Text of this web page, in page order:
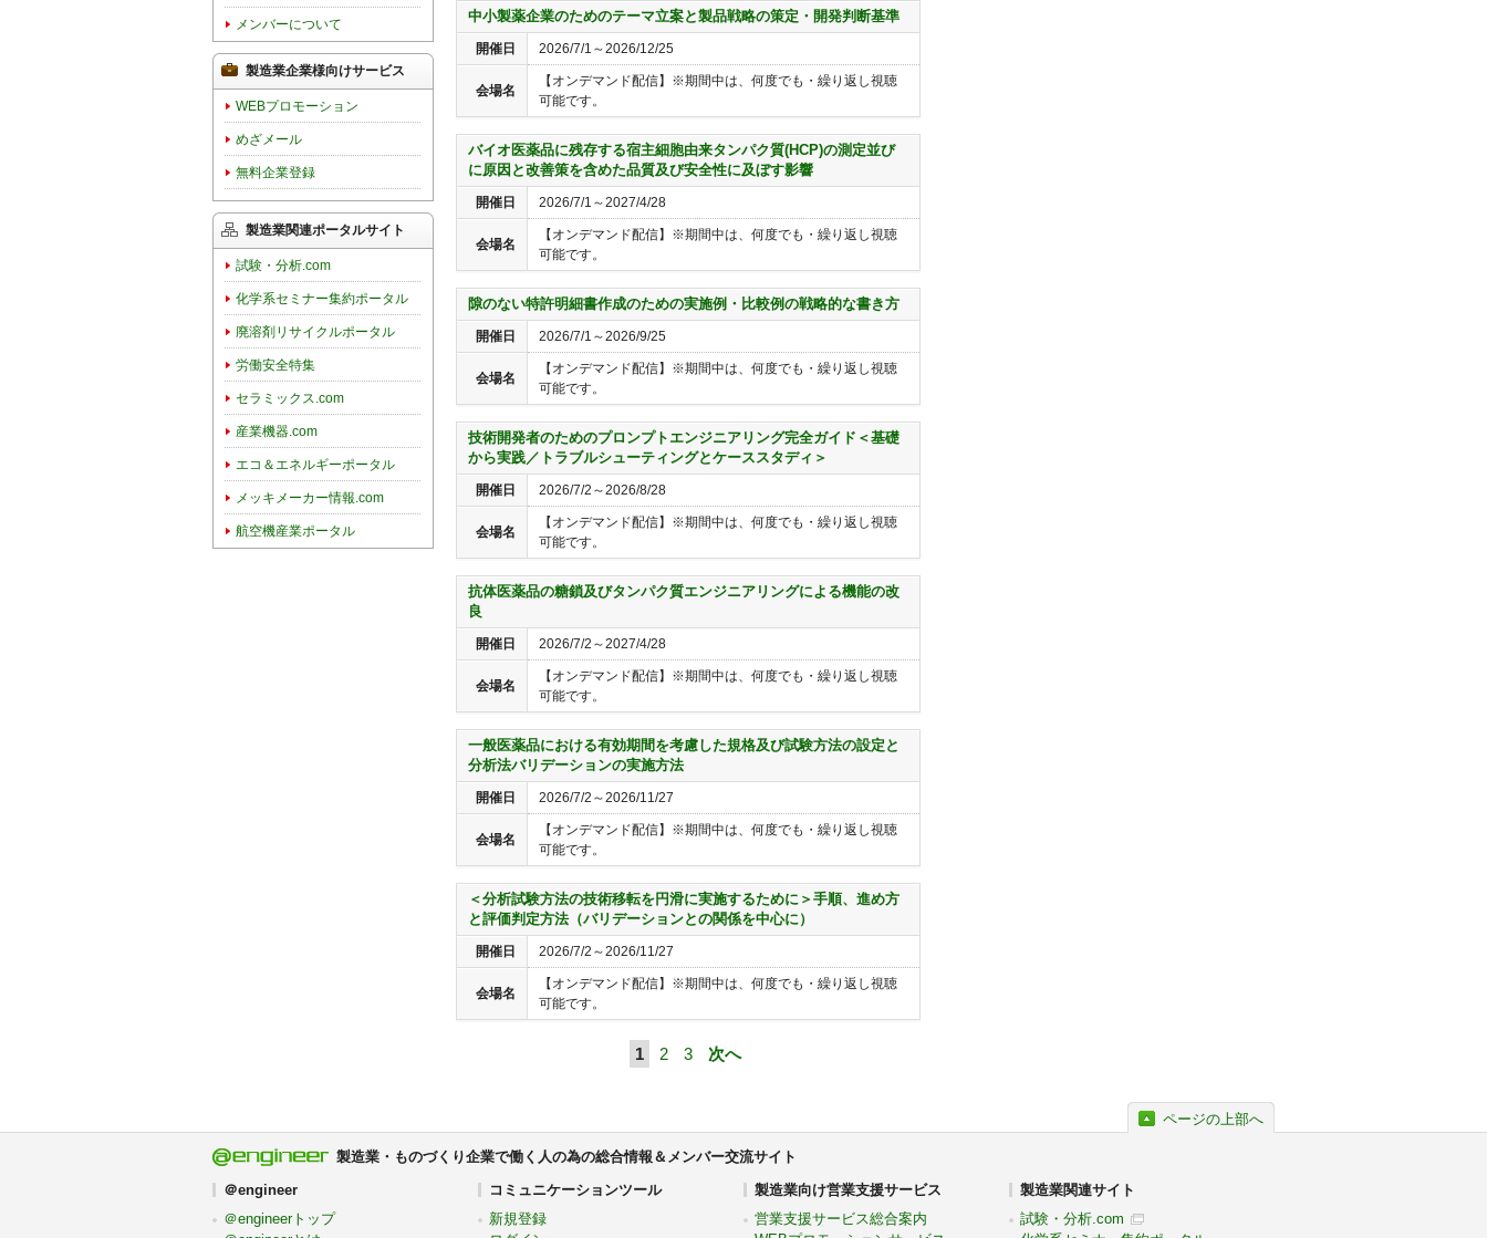
中小製薬企業のためのテーマ立案と製品戦略の策定・開発判断基準
開催日 2026/7/1～2026/12/25
会場名
【オンデマンド配信】※期間中は、何度でも・繰り返し視聴
可能です。
バイオ医薬品に残存する宿主細胞由来タンパク質(HCP)の測定並び
に原因と改善策を含めた品質及び安全性に及ぼす影響
開催日 2026/7/1～2027/4/28
会場名
【オンデマンド配信】※期間中は、何度でも・繰り返し視聴
可能です。
隙のない特許明細書作成のための実施例・比較例の戦略的な書き方
開催日 2026/7/1～2026/9/25
会場名
【オンデマンド配信】※期間中は、何度でも・繰り返し視聴
可能です。
技術開発者のためのプロンプトエンジニアリング完全ガイド＜基礎
から実践／トラブルシューティングとケーススタディ＞
開催日 2026/7/2～2026/8/28
会場名
【オンデマンド配信】※期間中は、何度でも・繰り返し視聴
可能です。
抗体医薬品の糖鎖及びタンパク質エンジニアリングによる機能の改
良
開催日 2026/7/2～2027/4/28
会場名
【オンデマンド配信】※期間中は、何度でも・繰り返し視聴
可能です。
一般医薬品における有効期間を考慮した規格及び試験方法の設定と
分析法バリデーションの実施方法
開催日 2026/7/2～2026/11/27
会場名
【オンデマンド配信】※期間中は、何度でも・繰り返し視聴
可能です。
＜分析試験方法の技術移転を円滑に実施するために＞手順、進め方
と評価判定方法（バリデーションとの関係を中心に）
開催日 2026/7/2～2026/11/27
会場名
【オンデマンド配信】※期間中は、何度でも・繰り返し視聴
可能です。
1 2 3 次へ
メンバーについて
製造業企業様向けサービス
WEBプロモーション
めざメール
無料企業登録
製造業関連ポータルサイト
試験・分析.com
化学系セミナー集約ポータル
廃溶剤リサイクルポータル
労働安全特集
セラミックス.com
産業機器.com
エコ＆エネルギーポータル
メッキメーカー情報.com
航空機産業ポータル
製造業・ものづくり企業で働く人の為の総合情報＆メンバー交流サイト
＠engineer
＠engineerトップ
コミュニケーションツール
新規登録
製造業向け営業支援サービス
営業支援サービス総合案内
製造業関連サイト
試験・分析.com
ページの上部へ